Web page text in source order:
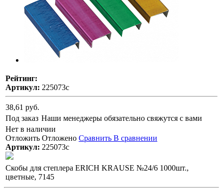
Рейтинг:
Артикул: 225073с
38,61 руб.
Под заказ Наши менеджеры обязательно свяжутся с вами
Нет в наличии
Отложить Отложено Сравнить В сравнении
Артикул: 225073с
Скобы для степлера ERICH KRAUSE №24/6 1000шт.,
цветные, 7145